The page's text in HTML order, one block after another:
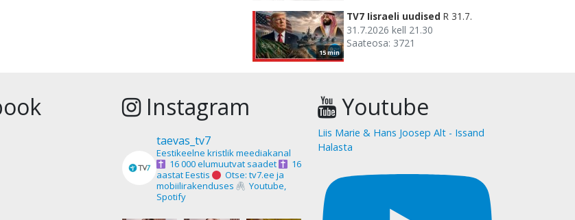
15 min
TV7 Iisraeli uudised R 31.7.
31.7.2026 kell 21.30
Saateosa: 3721
Instagram
taevas_tv7
Eestikeelne kristlik meediakanal
16 000 elumuutvat saadet
16
aastat Eestis
Otse: tv7.ee ja
mobiilirakenduses
Youtube,
Spotify
Youtube
Liis Marie & Hans Joosep Alt - Issand
Halasta